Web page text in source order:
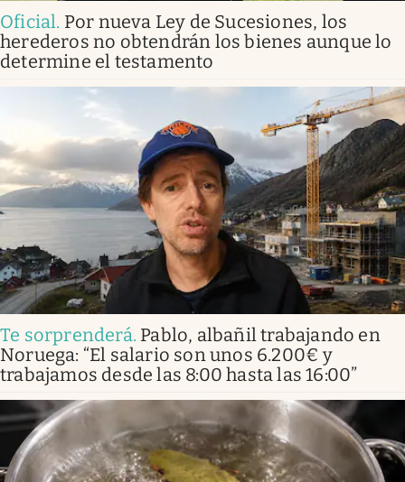
Oficial. Por nueva Ley de Sucesiones, los
herederos no obtendrán los bienes aunque lo
determine el testamento
Te sorprenderá. Pablo, albañil trabajando en
Noruega: “El salario son unos 6.200€ y
trabajamos desde las 8:00 hasta las 16:00”